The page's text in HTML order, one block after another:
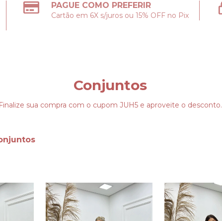
PAGUE COMO PREFERIR
Cartão em 6X s/juros ou 15% OFF no Pix
Conjuntos
Finalize sua compra com o cupom JUH5 e aproveite o desconto.